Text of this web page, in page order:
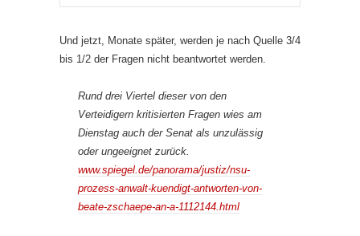
Und jetzt, Monate später, werden je nach Quelle 3/4
bis 1/2 der Fragen nicht beantwortet werden.
Rund drei Viertel dieser von den
Verteidigern kritisierten Fragen wies am
Dienstag auch der Senat als unzulässig
oder ungeeignet zurück.
www.spiegel.de/panorama/justiz/nsu-
prozess-anwalt-kuendigt-antworten-von-
beate-zschaepe-an-a-1112144.html